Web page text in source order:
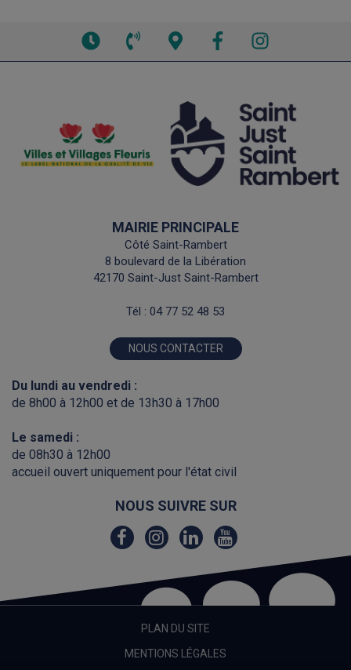
Voir
téléphone
Facebook
MAIRIE PRINCIPALE
Côté Saint-Rambert
8 boulevard de la Libération
42170 Saint-Just Saint-Rambert
Tél : 04 77 52 48 53
NOUS CONTACTER
Du lundi au vendredi :
de 8h00 à 12h00 et de 13h30 à 17h00
Le samedi :
de 08h30 à 12h00
accueil ouvert uniquement pour l'état civil
NOUS SUIVRE SUR
Lien
vers
compte
Facebook
Lien
vers
compte
Instagram
Lien
vers
le
compte
Linkedin
Lien
la
chaîne
Youtube
PLAN DU SITE
MENTIONS LÉGALES